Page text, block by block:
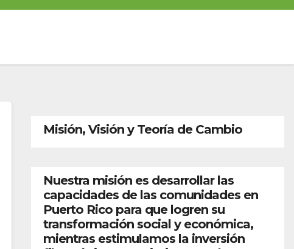
Misión, Visión y Teoría de Cambio
Nuestra misión es desarrollar las
capacidades de las comunidades en
Puerto Rico para que logren su
transformación social y económica,
mientras estimulamos la inversión